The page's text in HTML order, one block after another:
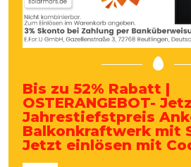
Bis zu 52% Rabatt |
OSTERANGEBOT-
Jahrestiefstpreis
Balkonkraftwerk mit
Jetzt einlösen mit